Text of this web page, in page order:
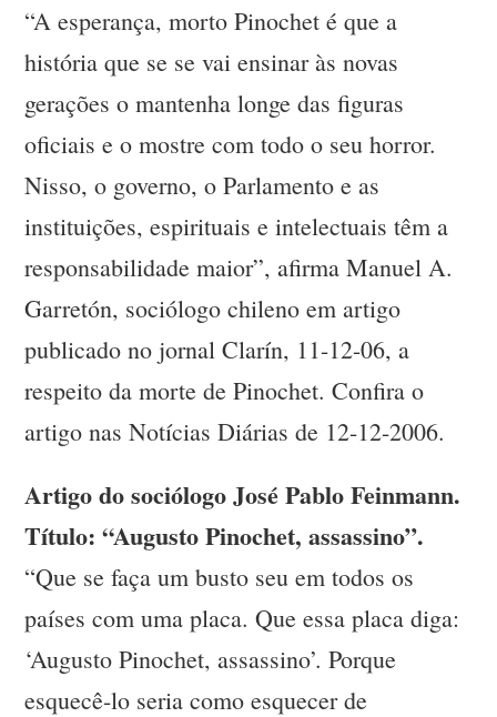
“A esperança, morto Pinochet é que a
história que se se vai ensinar às novas
gerações o mantenha longe das figuras
oficiais e o mostre com todo o seu horror.
Nisso, o governo, o Parlamento e as
instituições, espirituais e intelectuais têm a
responsabilidade maior”, afirma Manuel A.
Garretón, sociólogo chileno em artigo
publicado no jornal Clarín, 11-12-06, a
respeito da morte de Pinochet. Confira o
artigo nas Notícias Diárias de 12-12-2006.
Artigo do sociólogo José Pablo Feinmann.
Título: “Augusto Pinochet, assassino”.
“Que se faça um busto seu em todos os
países com uma placa. Que essa placa diga:
‘Augusto Pinochet, assassino’. Porque
esquecê-lo seria como esquecer de